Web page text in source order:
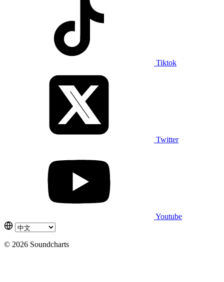
Tiktok
Twitter
Youtube
© 2026 Soundcharts